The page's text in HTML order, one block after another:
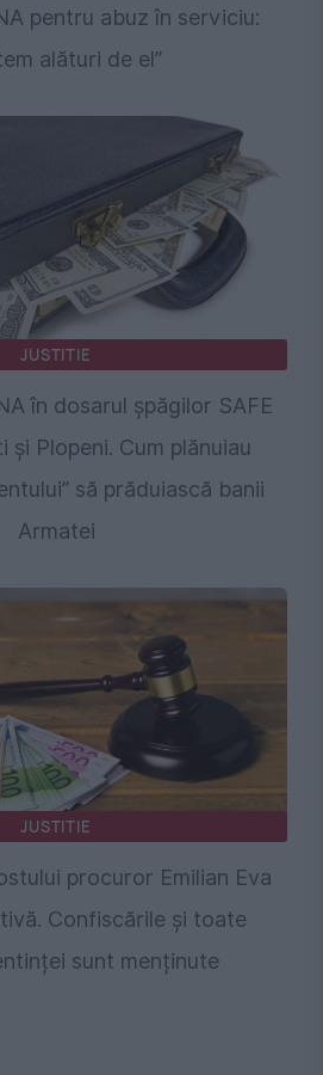
pentru abuz în serviciu:
alături de el”
JUSTITIE
în dosarul șpăgilor SAFE
și Plopeni. Cum plănuiau
să prăduiască banii
Armatei
JUSTITIE
procuror Emilian Eva
Confiscările și toate
sunt menținute